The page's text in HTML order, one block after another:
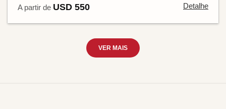
A partir de USD 550 Detalhe
VER MAIS